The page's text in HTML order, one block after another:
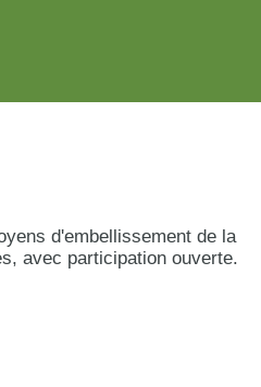
d'embellissement de la
avec participation ouverte.